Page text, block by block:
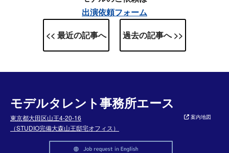
出演依頼フォーム
<< 最近の記事へ
過去の記事へ >>
モデルタレント事務所エース
東京都大田区山王4-20-16
（STUDIO完備大森山王邸宅オフィス）
案内地図